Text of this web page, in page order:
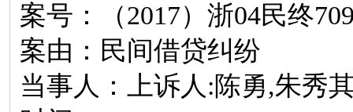
案号：（2017）浙04民终
案由：民间借贷纠纷
当事人：上诉人:陈勇,朱秀